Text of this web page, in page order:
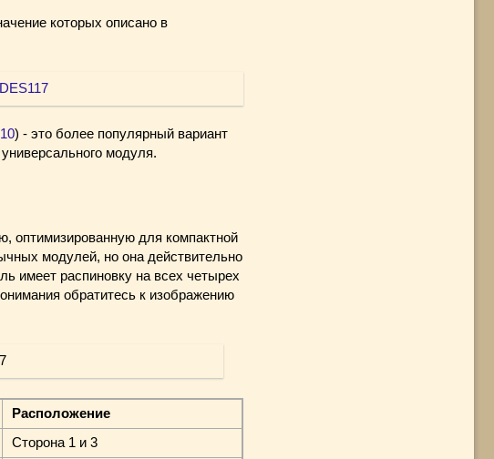
которых описано в
) - это более популярный вариант
модуля.
оптимизированную для компактной
модулей, но она действительно
имеет распиновку на всех четырех
обратитесь к изображению
Расположение
Сторона 1 и 3